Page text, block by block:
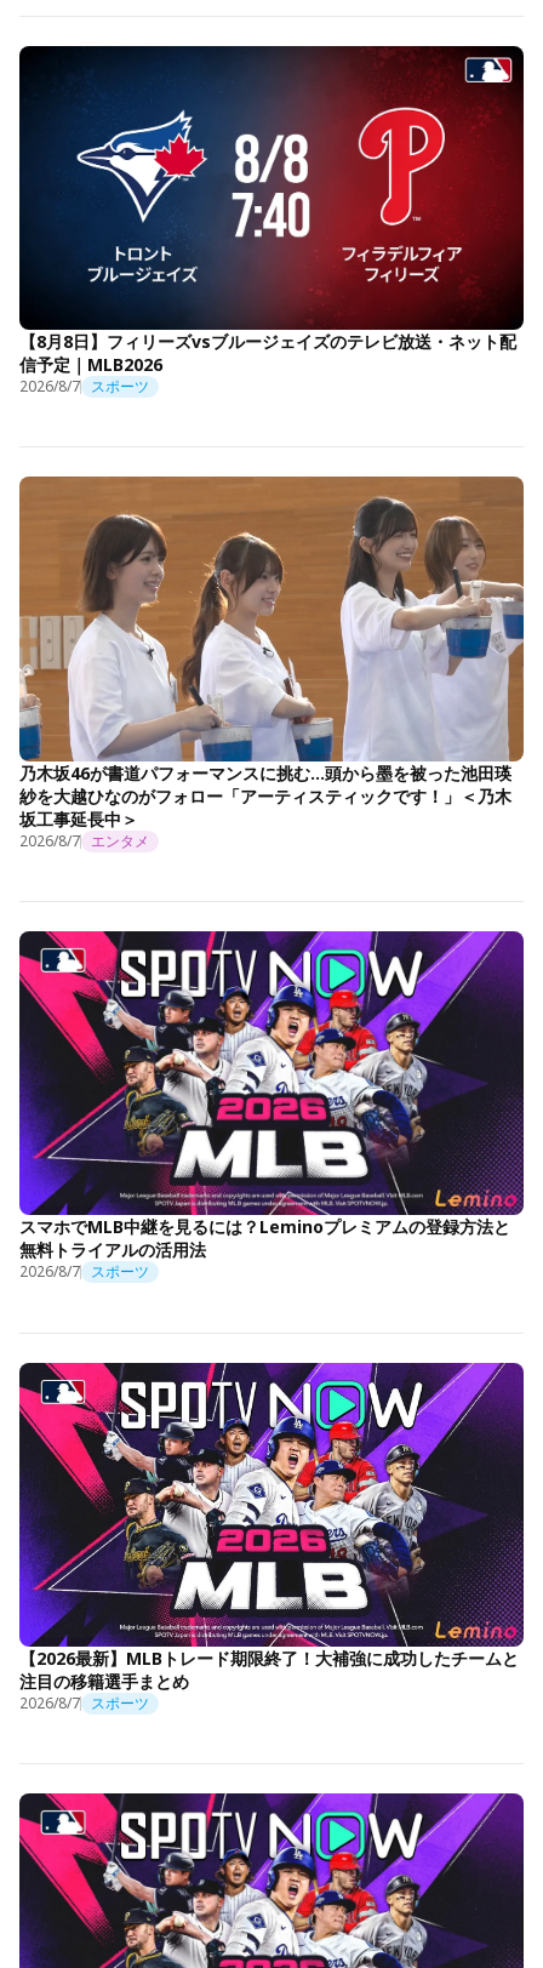
【8月8日】フィリーズvsブルージェイズのテレビ放送・ネット配
信予定｜MLB2026
2026/8/7 スポーツ
乃木坂46が書道パフォーマンスに挑む…頭から墨を被った池田瑛
紗を大越ひなのがフォロー「アーティスティックです！」＜乃木
坂工事延長中＞
2026/8/7 エンタメ
スマホでMLB中継を見るには？Leminoプレミアムの登録方法と
無料トライアルの活用法
2026/8/7 スポーツ
【2026最新】MLBトレード期限終了！大補強に成功したチームと
注目の移籍選手まとめ
2026/8/7 スポーツ